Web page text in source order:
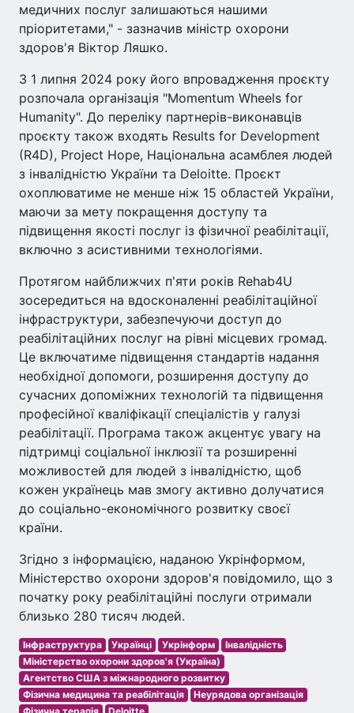
медичних послуг залишаються нашими
пріоритетами," - зазначив міністр охорони
здоров'я Віктор Ляшко.
З 1 липня 2024 року його впровадження проєкту
розпочала організація "Momentum Wheels for
Humanity". До переліку партнерів-виконавців
проєкту також входять Results for Development
(R4D), Project Hope, Національна асамблея людей
з інвалідністю України та Deloitte. Проєкт
охоплюватиме не менше ніж 15 областей України,
маючи за мету покращення доступу та
підвищення якості послуг із фізичної реабілітації,
включно з асистивними технологіями.
Протягом найближчих п'яти років Rehab4U
зосередиться на вдосконаленні реабілітаційної
інфраструктури, забезпечуючи доступ до
реабілітаційних послуг на рівні місцевих громад.
Це включатиме підвищення стандартів надання
необхідної допомоги, розширення доступу до
сучасних допоміжних технологій та підвищення
професійної кваліфікації спеціалістів у галузі
реабілітації. Програма також акцентує увагу на
підтримці соціальної інклюзії та розширенні
можливостей для людей з інвалідністю, щоб
кожен українець мав змогу активно долучатися
до соціально-економічного розвитку своєї
країни.
Згідно з інформацією, наданою Укрінформом,
Міністерство охорони здоров'я повідомило, що з
початку року реабілітаційні послуги отримали
близько 280 тисяч людей.
Інфраструктура Українці Укрінформ
Інвалідність
Міністерство охорони здоров'я (Україна)
Агентство США з міжнародного розвитку
Фізична медицина та реабілітація
Неурядова організація